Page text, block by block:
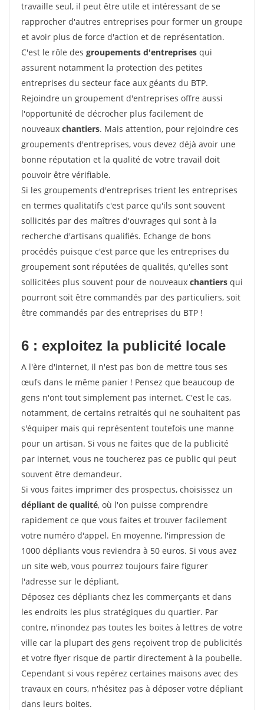
travaille seul, il peut être utile et intéressant de se
rapprocher d'autres entreprises pour former un groupe
et avoir plus de force d'action et de représentation.
C'est le rôle des groupements d'entreprises qui
assurent notamment la protection des petites
entreprises du secteur face aux géants du BTP.
Rejoindre un groupement d'entreprises offre aussi
l'opportunité de décrocher plus facilement de
nouveaux chantiers. Mais attention, pour rejoindre ces
groupements d'entreprises, vous devez déjà avoir une
bonne réputation et la qualité de votre travail doit
pouvoir être vérifiable.
Si les groupements d'entreprises trient les entreprises
en termes qualitatifs c'est parce qu'ils sont souvent
sollicités par des maîtres d'ouvrages qui sont à la
recherche d'artisans qualifiés. Echange de bons
procédés puisque c'est parce que les entreprises du
groupement sont réputées de qualités, qu'elles sont
sollicitées plus souvent pour de nouveaux chantiers qui
pourront soit être commandés par des particuliers, soit
être commandés par des entreprises du BTP !
6 : exploitez la publicité locale
A l'ère d'internet, il n'est pas bon de mettre tous ses
œufs dans le même panier ! Pensez que beaucoup de
gens n'ont tout simplement pas internet. C'est le cas,
notamment, de certains retraités qui ne souhaitent pas
s'équiper mais qui représentent toutefois une manne
pour un artisan. Si vous ne faites que de la publicité
par internet, vous ne toucherez pas ce public qui peut
souvent être demandeur.
Si vous faites imprimer des prospectus, choisissez un
dépliant de qualité, où l'on puisse comprendre
rapidement ce que vous faites et trouver facilement
votre numéro d'appel. En moyenne, l'impression de
1000 dépliants vous reviendra à 50 euros. Si vous avez
un site web, vous pourrez toujours faire figurer
l'adresse sur le dépliant.
Déposez ces dépliants chez les commerçants et dans
les endroits les plus stratégiques du quartier. Par
contre, n'inondez pas toutes les boites à lettres de votre
ville car la plupart des gens reçoivent trop de publicités
et votre flyer risque de partir directement à la poubelle.
Cependant si vous repérez certaines maisons avec des
travaux en cours, n'hésitez pas à déposer votre dépliant
dans leurs boites.